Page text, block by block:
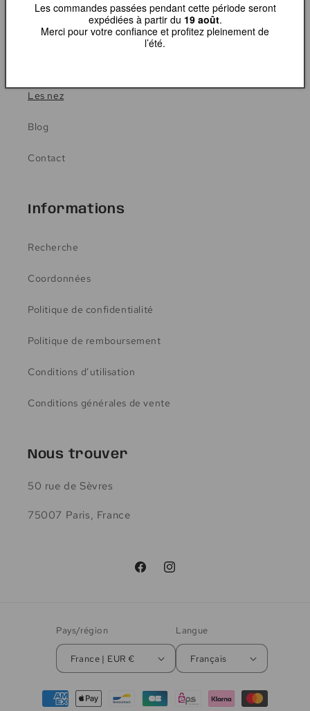
Accueil
Les nez
Blog
Contact
Informations
Recherche
Coordonnées
Politique de confidentialité
Politique de remboursement
Conditions d’utilisation
Conditions générales de vente
Nous trouver
50 rue de Sèvres
75007 Paris, France
FacebookInstagram
Pays/région
France | EUR €
Langue
Français
Moyens
Les commandes passées pendant cette période seront
expédiées à partir du 19 août.
Merci pour votre confiance et profitez pleinement de
l’été.